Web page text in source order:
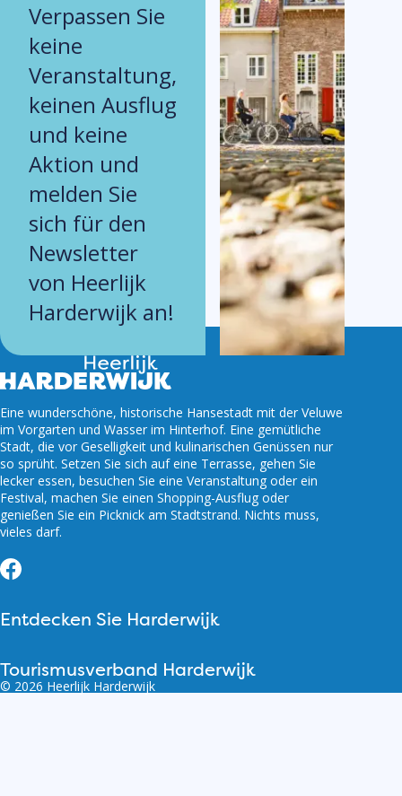
Verpassen Sie
keine
Veranstaltung,
keinen Ausflug
und keine
Aktion und
melden Sie
sich für den
Newsletter
von Heerlijk
Harderwijk an!
Eine wunderschöne, historische Hansestadt mit der Veluwe
im Vorgarten und Wasser im Hinterhof. Eine gemütliche
Stadt, die vor Geselligkeit und kulinarischen Genüssen nur
so sprüht. Setzen Sie sich auf eine Terrasse, gehen Sie
lecker essen, besuchen Sie eine Veranstaltung oder ein
Festival, machen Sie einen Shopping-Ausflug oder
genießen Sie ein Picknick am Stadtstrand. Nichts muss,
vieles darf.
Facebook
Entdecken Sie Harderwijk
Tourismusverband Harderwijk
© 2026 Heerlijk Harderwijk